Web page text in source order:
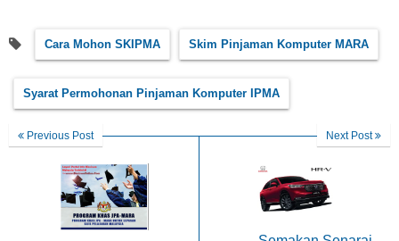
Cara Mohon SKIPMA Skim Pinjaman Komputer MARA
Syarat Permohonan Pinjaman Komputer IPMA
Previous Post Next Post